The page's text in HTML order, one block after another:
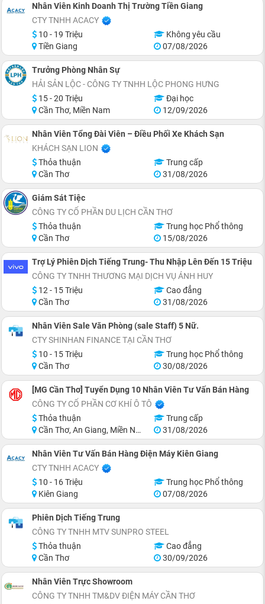
Nhân Viên Kinh Doanh Thị Trường Tiền Giang
CTY TNHH ACACY
10 - 19 Triệu
Không yêu cầu
Tiền Giang
07/08/2026
Trưởng Phòng Nhân Sự
HẢI SẢN LỘC - CÔNG TY TNHH LỘC PHONG HƯNG
15 - 20 Triệu
Đại học
Cần Thơ, Miền Nam
12/09/2026
Nhân Viên Tổng Đài Viên – Điều Phối Xe Khách Sạn
KHÁCH SẠN LION
Thỏa thuận
Trung cấp
Cần Thơ
31/08/2026
Giám Sát Tiệc
CÔNG TY CỔ PHẦN DU LỊCH CẦN THƠ
Thỏa thuận
Trung học Phổ thông
Cần Thơ
15/08/2026
Trợ Lý Phiên Dịch Tiếng Trung- Thu Nhập Lên Đến 15 Triệu
CÔNG TY TNHH THƯƠNG MẠI DỊCH VỤ ÁNH HUY
12 - 15 Triệu
Cao đẳng
Cần Thơ
31/08/2026
Nhân Viên Sale Văn Phòng (sale Staff) 5 Nữ.
CTY SHINHAN FINANCE TẠI CẦN THƠ
10 - 15 Triệu
Trung học Phổ thông
Cần Thơ
30/08/2026
[MG Cần Thơ] Tuyển Dụng 10 Nhân Viên Tư Vấn Bán Hàng
CÔNG TY CỔ PHẦN CƠ KHÍ Ô TÔ
Thỏa thuận
Trung cấp
Cần Thơ, An Giang, Miền Nam
31/08/2026
Nhân Viên Tư Vấn Bán Hàng Điện Máy Kiên Giang
CTY TNHH ACACY
10 - 16 Triệu
Trung học Phổ thông
Kiên Giang
07/08/2026
Phiên Dịch Tiếng Trung
CÔNG TY TNHH MTV SUNPRO STEEL
Thỏa thuận
Cao đẳng
Cần Thơ
30/09/2026
Nhân Viên Trực Showroom
CÔNG TY TNHH TM&DV ĐIỆN MÁY CẦN THƠ